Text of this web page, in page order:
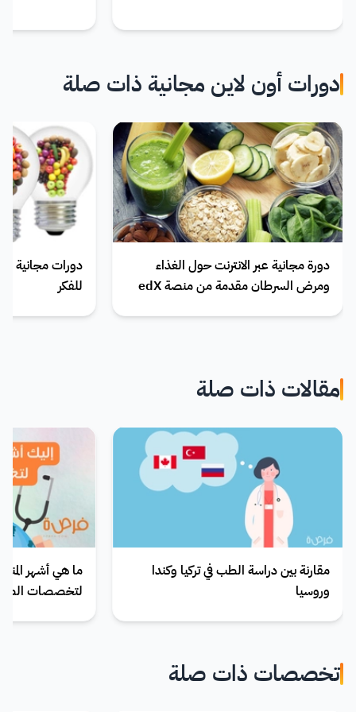
دورات أون لاين مجانية ذات صلة
دورة مجانية عبر الانترنت حول الغذاء
ومرض السرطان مقدمة من منصة edX
للفكر
مقالات ذات صلة
مقارنة بين دراسة الطب في تركيا وكندا
وروسيا
ما هي أشهر المنح
لتخصصات
تخصصات ذات صلة